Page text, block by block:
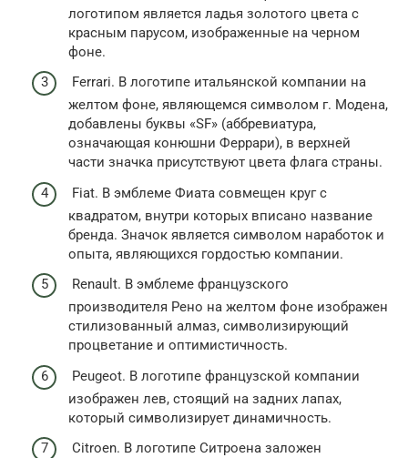
логотипом является ладья золотого цвета с
красным парусом, изображенные на черном
фоне.
Ferrari. В логотипе итальянской компании на
желтом фоне, являющемся символом г. Модена,
добавлены буквы «SF» (аббревиатура,
означающая конюшни Феррари), в верхней
части значка присутствуют цвета флага страны.
Fiat. В эмблеме Фиата совмещен круг с
квадратом, внутри которых вписано название
бренда. Значок является символом наработок и
опыта, являющихся гордостью компании.
Renault. В эмблеме французского
производителя Рено на желтом фоне изображен
стилизованный алмаз, символизирующий
процветание и оптимистичность.
Peugeot. В логотипе французской компании
изображен лев, стоящий на задних лапах,
который символизирует динамичность.
Citroen. В логотипе Ситроена заложен